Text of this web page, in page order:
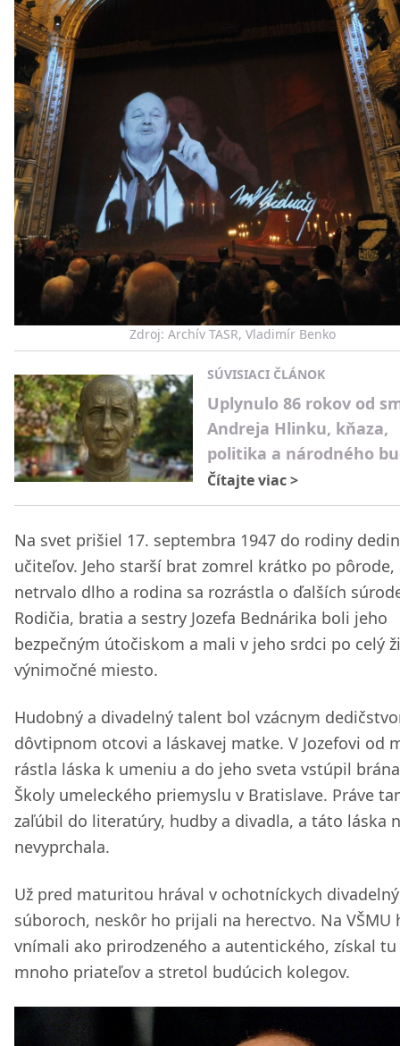
Zdroj: Archív TASR, Vladimír Benko
SÚVISIACI ČLÁNOK
Uplynulo 86 rokov od
Andreja Hlinku, kňaza,
politika a národného
Čítajte viac>
Na svet prišiel 17. septembra 1947 do rodiny
učiteľov. Jeho starší brat zomrel krátko po pôrode,
netrvalo dlho a rodina sa rozrástla o ďalších
Rodičia, bratia a sestry Jozefa Bednárika boli jeho
bezpečným útočiskom a mali v jeho srdci po celý
výnimočné miesto.
Hudobný a divadelný talent bol vzácnym
dôvtipnom otcovi a láskavej matke. V Jozefovi od
rástla láska k umeniu a do jeho sveta vstúpil
Školy umeleckého priemyslu v Bratislave. Práve
zaľúbil do literatúry, hudby a divadla, a táto láska
nevyprchala.
Už pred maturitou hrával v ochotníckych
súboroch, neskôr ho prijali na herectvo. Na VŠMU
vnímali ako prirodzeného a autentického, získal tu
mnoho priateľov a stretol budúcich kolegov.